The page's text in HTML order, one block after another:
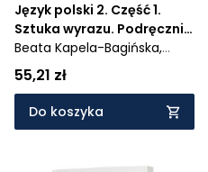
Język polski 2. Część 1.
Sztuka wyrazu. Podręcznik
dla liceum i technikum.
Zakresy podstawowy i
Beata Kapela-Bagińska,
Dorota Dąbrowska
55,21 zł
Do koszyka